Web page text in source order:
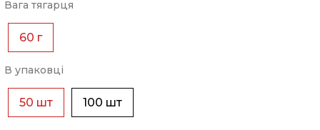
Вага тягарця
60 г
В упаковці
50 шт 100 шт